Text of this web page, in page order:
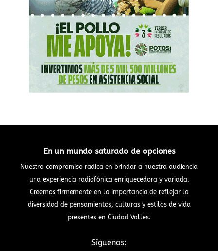
En un mundo saturado de opciones
Nuestro compromiso radica en brindar a nuestra audiencia
una experiencia radiofónica enriquecedora y variada.
Creemos firmemente en la importancia de reflejar la
diversidad de pensamientos, culturas y estilos de vida
presentes en Ciudad Valles.
Síguenos: